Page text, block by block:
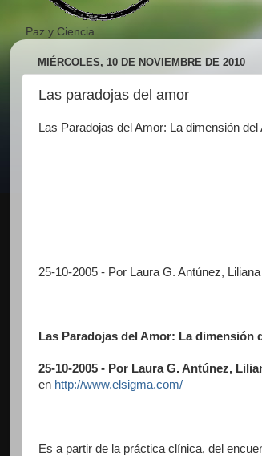
Paz y Ciencia
MIÉRCOLES, 10 DE NOVIEMBRE DE 2010
Las paradojas del amor
Las Paradojas del Amor: La dimensión
25-10-2005 - Por Laura G. Antúnez,
Las Paradojas del Amor: La
25-10-2005 - Por Laura G. Antúnez,
en http://www.elsigma.com/
Es a partir de la práctica clínica, del